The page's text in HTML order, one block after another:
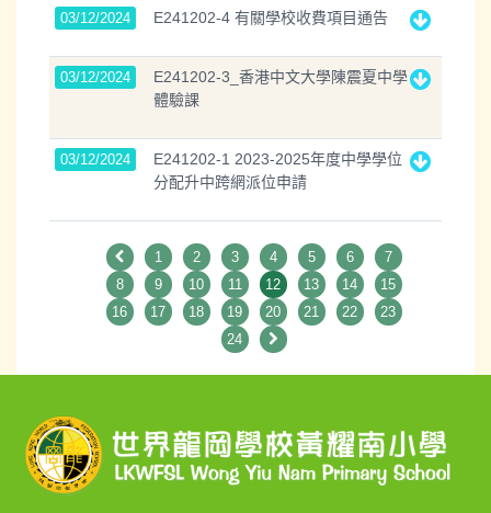
03/12/2024 E241202-4 有關學校收費項目通告
03/12/2024
E241202-3_香港中文大學陳震夏中學
體驗課
03/12/2024
E241202-1 2023-2025年度中學學位
分配升中跨網派位申請
1 2 3 4 5 6
7
8
9 10 11 12 13 14
15
16
17 18 19 20 21 22
23
24